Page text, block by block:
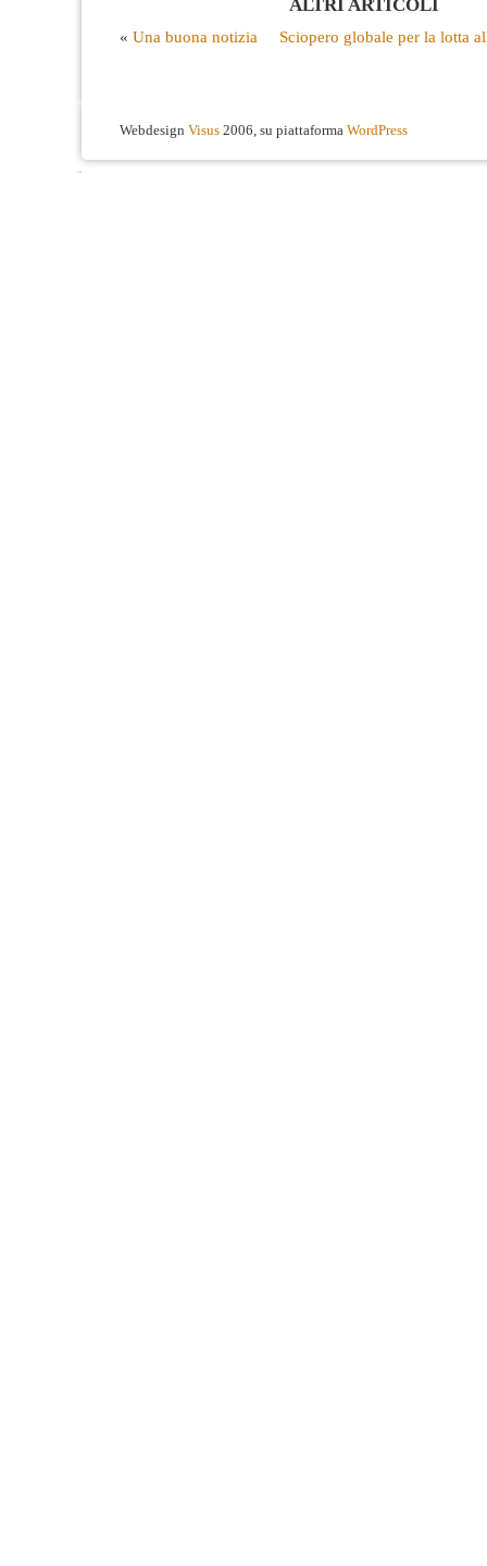
ALTRI ARTICOLI
« Una buona notizia Sciopero globale per la lotta
Webdesign Visus 2006, su piattaforma WordPress